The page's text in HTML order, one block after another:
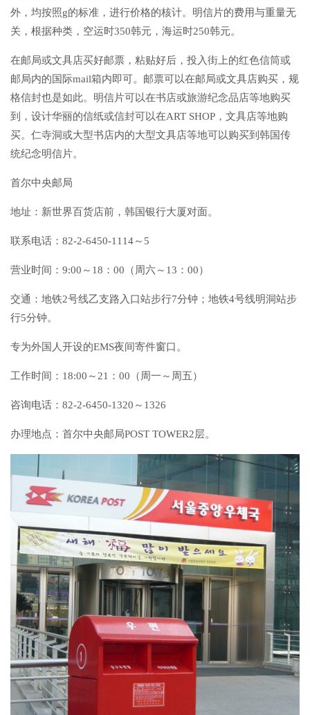
外，均按照g的标准，进行价格的核计。明信片的费用与重量无
关，根据种类，空运时350韩元，海运时250韩元。
在邮局或文具店买好邮票，粘贴好后，投入街上的红色信筒或
邮局内的国际mail箱内即可。邮票可以在邮局或文具店购买，规
格信封也是如此。明信片可以在书店或旅游纪念品店等地购买
到，设计华丽的信纸或信封可以在ART SHOP，文具店等地购
买。仁寺洞或大型书店内的大型文具店等地可以购买到韩国传
统纪念明信片。
首尔中央邮局
地址：新世界百货店前，韩国银行大厦对面。
联系电话：82-2-6450-1114～5
营业时间：9:00～18：00（周六～13：00）
交通：地铁2号线乙支路入口站步行7分钟；地铁4号线明洞站步
行5分钟。
专为外国人开设的EMS夜间寄件窗口。
工作时间：18:00～21：00（周一～周五）
咨询电话：82-2-6450-1320～1326
办理地点：首尔中央邮局POST TOWER2层。